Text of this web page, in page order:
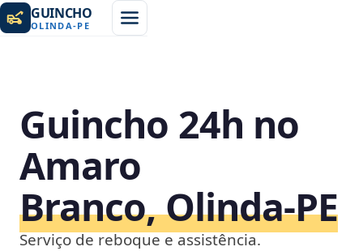
GUINCHO
OLINDA-PE
Guincho 24h no
Amaro
Branco, Olinda‑PE
Serviço de reboque e assistência.